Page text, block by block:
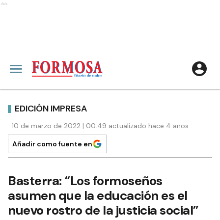
Ads
EDICIÓN IMPRESA
10 de marzo de 2022 | 00:49 actualizado hace 4 años
Añadir como fuente en
Basterra: “Los formoseños
asumen que la educación es el
nuevo rostro de la justicia social”